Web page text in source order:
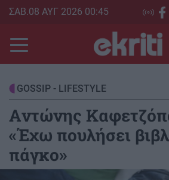
Skip
main
content
ΣΑΒ.08 ΑΥΓ 2026 00:45
GOSSIP - LIFESTYLE
Aντώνης
«Έχω πουλήσει
πάγκο»